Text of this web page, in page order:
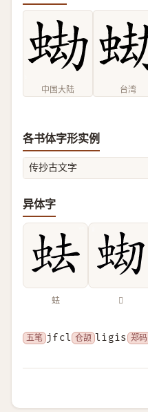
中国大陆 台湾
各书体字形实例
传抄古文字
异体字
𧉧 𧋤
五笔 jfcl 仓颉 ligis 郑码